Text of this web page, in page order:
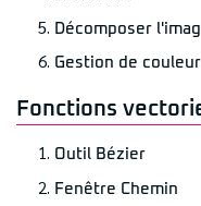
Décomposer
Gestion de couleur
Fonctions
Outil Bézier
Fenêtre Chemin